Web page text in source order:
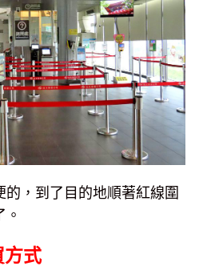
，到了目的地順著紅線圍
式